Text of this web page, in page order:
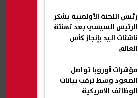
رئيس اللجنة الأولمبية يشكر
الرئيس السيسي بعد تهنئة
ناشئات اليد بإنجاز كأس
العالم
مؤشرات أوروبا تواصل
الصعود وسط ترقب بيانات
الوظائف الأمريكية